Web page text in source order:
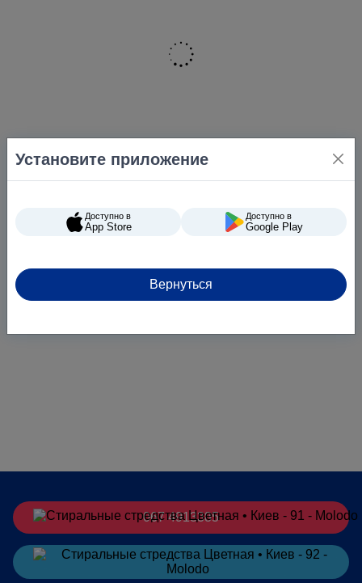
067 4913385
Заказатьв Telegram
Установите приложение
Доступно в
App Store
Доступно в
Google Play
Вернуться